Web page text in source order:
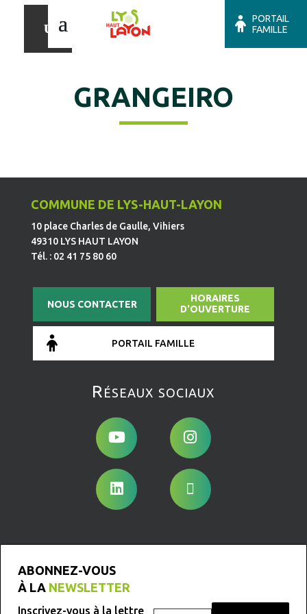
PORTAIL
FAMILLE
GRANGEIRO
COMMUNE DE LYS-HAUT-LAYON
10 place Charles de Gaulle, Vihiers
49310 LYS HAUT LAYON
Tél. : 02 41 75 80 60
NOUS CONTACTER
HORAIRES
D'OUVERTURE
PORTAIL FAMILLE
Réseaux sociaux
ABONNEZ-VOUS
À LA NEWSLETTER
Inscrivez-vous à la lettre